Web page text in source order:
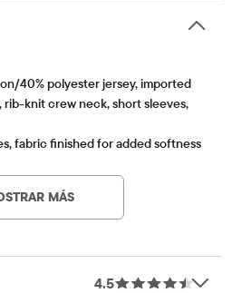
40% polyester jersey, imported
rib-knit crew neck, short sleeves,
fabric finished for added softness
MÁS
4.5